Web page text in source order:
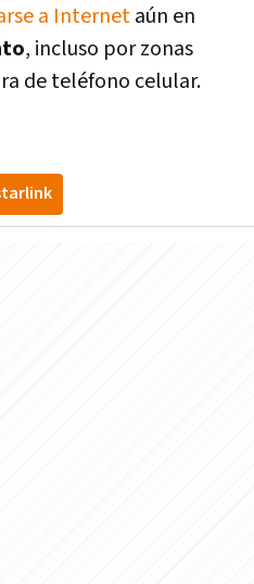
a Internetaún en
, incluso por zonas
de teléfono celular.